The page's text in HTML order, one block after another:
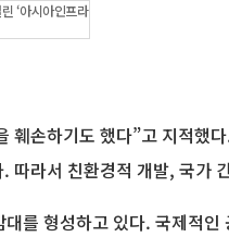
‘아시아인프라
훼손하기도 했다”고 지적했
라서 친환경적 개발, 국가
를 형성하고 있다. 국제적